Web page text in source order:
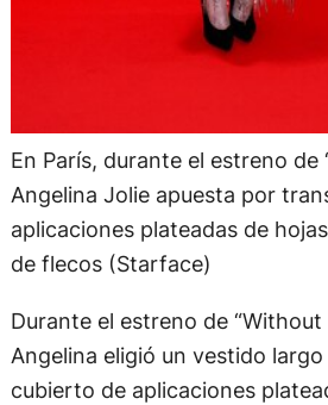
En París, durante el estreno de
Angelina Jolie apuesta por
aplicaciones plateadas de
de flecos (Starface)
Durante el estreno de “Without
Angelina eligió un vestido
cubierto de aplicaciones